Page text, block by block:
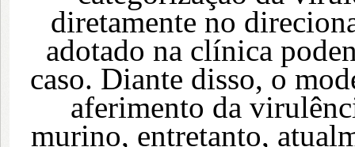
diretamente no
adotado na clínica
caso. Diante disso, o
aferimento da
murino, entretanto,